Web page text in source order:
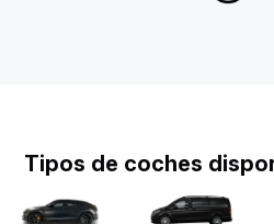
Tipos de coches